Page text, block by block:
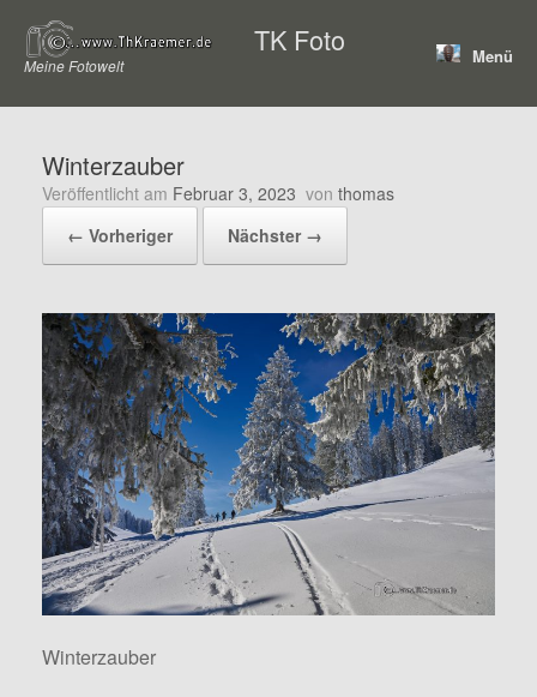
Inhalt
springen
TK Foto
Meine Fotowelt Menü
Winterzauber
Veröffentlicht am Februar 3, 2023 von thomas
← Vorheriger
Nächster →
Winterzauber